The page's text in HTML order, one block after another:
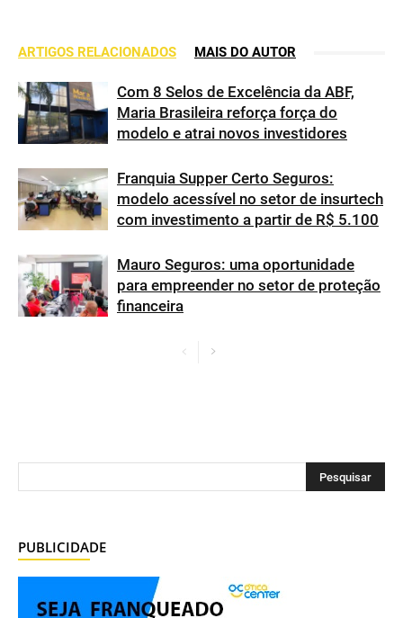
ARTIGOS RELACIONADOS MAIS DO AUTOR
Com 8 Selos de Excelência da ABF,
Maria Brasileira reforça força do
modelo e atrai novos investidores
Franquia Supper Certo Seguros:
modelo acessível no setor de insurtech
com investimento a partir de R$ 5.100
Mauro Seguros: uma oportunidade
para empreender no setor de proteção
financeira
PUBLICIDADE